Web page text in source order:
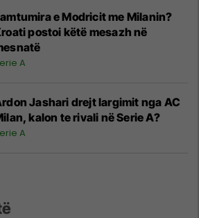
e Modricit me Milanin?
postoi këtë mesazh në
A
Jashari drejt largimit nga AC
kalon te rivali në Serie A?
A